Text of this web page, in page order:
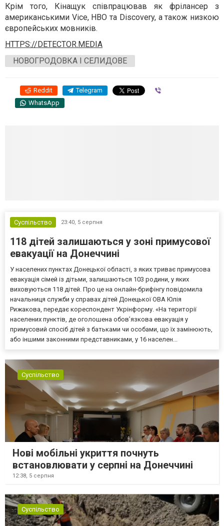
Крім того, Кінащук співпрацював як фрілансер з
американськими Vice, HBO та Discovery, а також низкою
європейських мовників.
HTTPS://DETECTOR.MEDIA
НОВОГРОДОВКА І СЕЛИДОВЕ
Reddit Telegram
WhatsApp
Суспільство 23:40, 5 серпня
118 дітей залишаються у зоні примусової
евакуації на Донеччині
У населених пунктах Донецької області, з яких триває примусова
евакуація сімей із дітьми, залишаються 103 родини, у яких
виховуються 118 дітей. Про це на онлайн-брифінгу повідомила
начальниця служби у справах дітей Донецької ОВА Юлія
Рижакова, передає кореспондент Укрінформу. «На території
населених пунктів, де оголошена обов’язкова евакуація у
примусовий спосіб дітей з батьками чи особами, що їх замінюють,
або іншими законними представниками, у 16 населен...
Суспільство
Нові мобільні укриття почнуть
встановлювати у серпні на Донеччині
12:38, 5 серпня
Суспільство